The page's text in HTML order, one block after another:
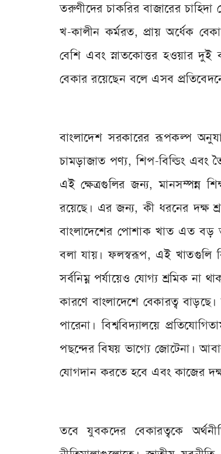
তরুণীদের চাকরির বাজারের
খ-কালীন কর্মরত, প্রায় অর্ধেক
বেশি এবং স্নাতকোত্তর হওয়ার দুই
বেকার রয়েছেন বলে এসব
বাংলাদেশ সরকারের রূপকল্প
চামড়াজাত পণ্য, শিপ-বিল্ডিং এবং
এই ক্ষেত্রগুলির জন্য, মানসম্পন্ন
রয়েছে। এর জন্য, কী ধরনের দক্ষ
বাংলাদেশের পোশাক খাত এত বড়
বলা যায়। ফলস্বরূপ, এই খাতগুলি
সর্বনিম্ন পর্যায়েও যোগ্য শ্রমিক না
কারণে বাংলাদেশে বেকারত্ব
পারেনা। বিশ্ববিদ্যালয়ে
পছন্দের বিষয় ভাগ্যে জোটেনা।
যোগদান করতে হবে এবং কাজের
তবে যুবকদের বেকারত্বকে